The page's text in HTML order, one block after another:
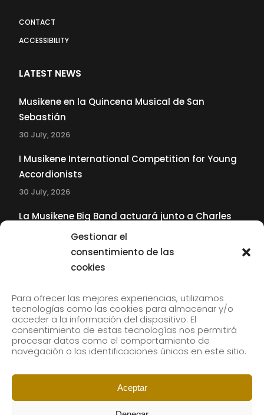
Gestionar el
consentimiento de las
cookies
Para ofrecer las mejores experiencias, utilizamos
tecnologías como las cookies para almacenar y/o
acceder a la información del dispositivo. El
consentimiento de estas tecnologías nos permitirá
procesar datos como el comportamiento de
navegación o las identificaciones únicas en este sitio.
Aceptar
CONTACT
ACCESSIBILITY
LATEST NEWS
Musikene en la Quincena Musical de San
Sebastián
30 July, 2026
I Musikene International Competition for Young
Accordionists
30 July, 2026
La Musikene Big Band actuará junto a Charles
Tolliver en el 61 Jazzaldia
Subscribe to our newsletter to receive our news by
email.